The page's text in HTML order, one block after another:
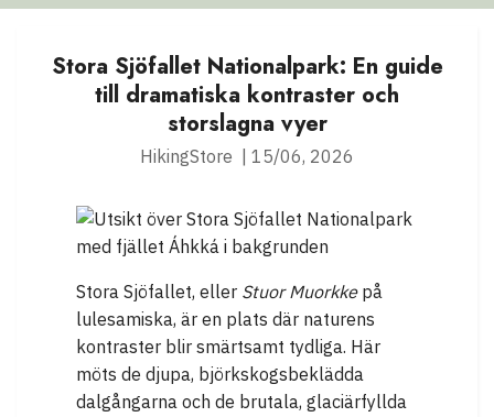
Stora Sjöfallet Nationalpark: En guide
till dramatiska kontraster och
storslagna vyer
HikingStore 15/06, 2026
Stora Sjöfallet, eller Stuor Muorkkepå
lulesamiska, är en plats där naturens
kontraster blir smärtsamt tydliga. Här
möts de djupa, björkskogsbeklädda
dalgångarna och de brutala, glaciärfyllda